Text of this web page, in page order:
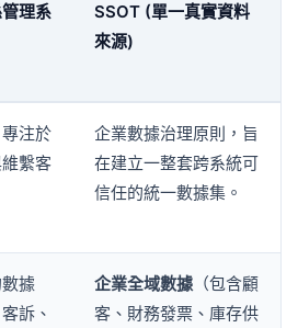
理系
SSOT (單一真實資料
來源)
注於
繫客
企業數據治理原則，旨
在建立一整套跨系統可
信任的統一數據集。
據
訴、
企業全域數據 （包含顧
客、財務發票、庫存供